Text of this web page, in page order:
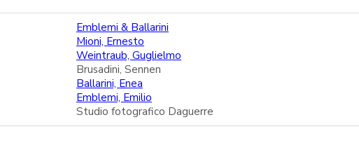
Emblemi & Ballarini
Mioni, Ernesto
Weintraub, Guglielmo
Brusadini, Sennen
Ballarini, Enea
Emblemi, Emilio
Studio fotografico Daguerre